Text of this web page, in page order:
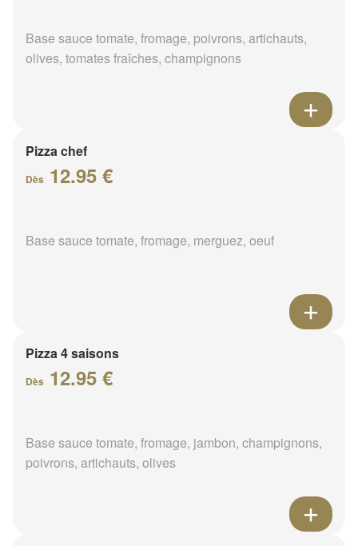
Base sauce tomate, fromage, poivrons, artichauts,
olives, tomates fraîches, champignons
Pizza chef
Dès 12.95 €
Base sauce tomate, fromage, merguez, oeuf
Pizza 4 saisons
Dès 12.95 €
Base sauce tomate, fromage, jambon, champignons,
poivrons, artichauts, olives